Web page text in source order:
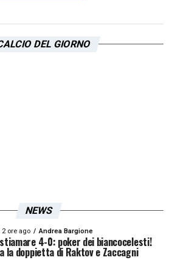
DEL GIORNO
NEWS
2 ore ago Andrea Bargione
4-0: poker dei biancocelesti!
la doppietta di Raktov e Zaccagni